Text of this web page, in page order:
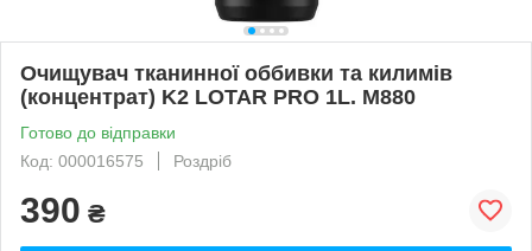
Очищувач тканинної оббивки та килимів
(концентрат) K2 LOTAR PRO 1L. M880
Готово до відправки
Код: 000016575
Роздріб
390 ₴